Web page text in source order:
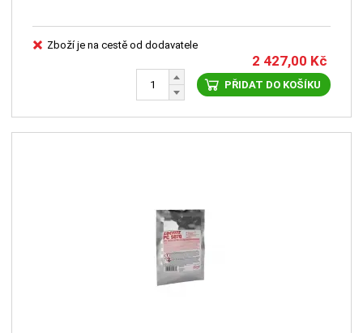
Zboží je na cestě od dodavatele
2 427,00 Kč
PŘIDAT DO KOŠÍKU